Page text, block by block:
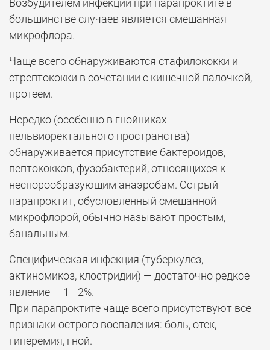
Возбудителем инфекции при парапроктите в
большинстве случаев является смешанная
микрофлора.
Чаще всего обнаруживаются стафилококки и
стрептококки в сочетании с кишечной палочкой,
протеем.
Нередко (особенно в гнойниках
пельвиоректального пространства)
обнаруживается присутствие бактероидов,
пептококков, фузобактерий, относящихся к
неспорообразующим анаэробам. Острый
парапроктит, обусловленный смешанной
микрофлорой, обычно называют простым,
банальным.
Специфическая инфекция (туберкулез,
актиномикоз, клостридии) — достаточно редкое
явление — 1—2%.
При парапроктите чаще всего присутствуют все
признаки острого воспаления: боль, отек,
гиперемия, гной.